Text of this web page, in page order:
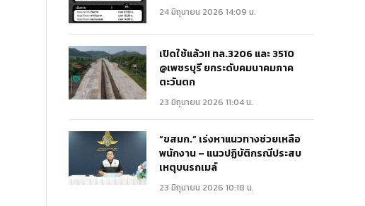
24 มิถุนายน 2026 14:09 น.
เปิดใช้แล้ว!! ทล.3206 และ 3510
@เพชรบุรี ยกระดับคมนาคมภาค
ตะวันตก
23 มิถุนายน 2026 11:04 น.
“ขสมก.” เร่งหาแนวทางช่วยเหลือ
พนักงาน – แนวปฏิบัติกรณีประสบ
เหตุบนรถเมล์
23 มิถุนายน 2026 10:18 น.